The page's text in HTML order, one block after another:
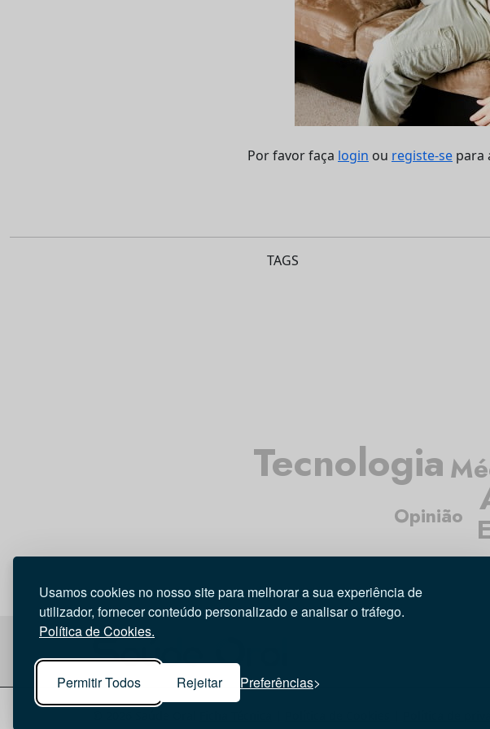
Usamos cookies no nosso site para melhorar a sua experiência de
utilizador, fornecer conteúdo personalizado e analisar o tráfego.
Política de Cookies.
Permitir Todos Rejeitar Preferências
Por favor faça login ou registe-se para
TAGS
Opinião
Tecnologia
Política de